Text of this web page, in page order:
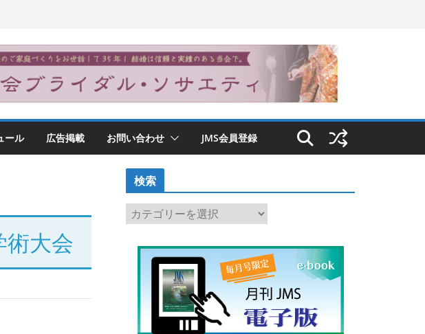
ール 広告掲載 お問い合わせ JMS会員登録
術大会
検索
検
索